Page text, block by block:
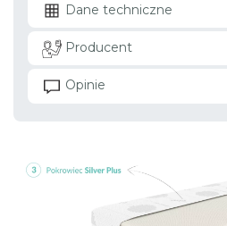
Dane techniczne
Producent
Opinie